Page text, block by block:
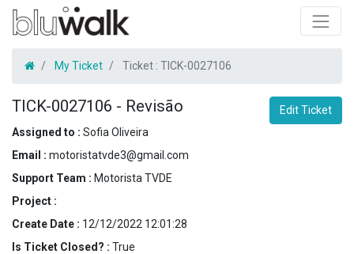
My Ticket Ticket : TICK-0027106
TICK-0027106 - Revisão
Edit Ticket
Assigned to : Sofia Oliveira
Email : motoristatvde3@gmail.com
Support Team : Motorista TVDE
Project :
Create Date : 12/12/2022 12:01:28
Is Ticket Closed? : True